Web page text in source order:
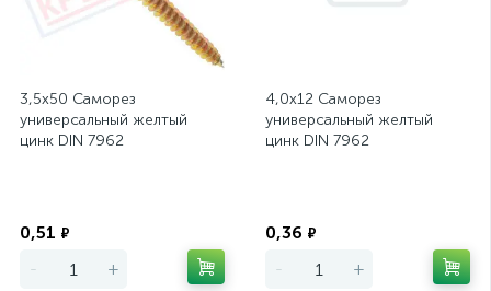
3,5х50 Саморез
универсальный желтый
цинк DIN 7962
0,51 ₽
- +
4,0х12 Саморез
универсальный желтый
цинк DIN 7962
0,36 ₽
- +